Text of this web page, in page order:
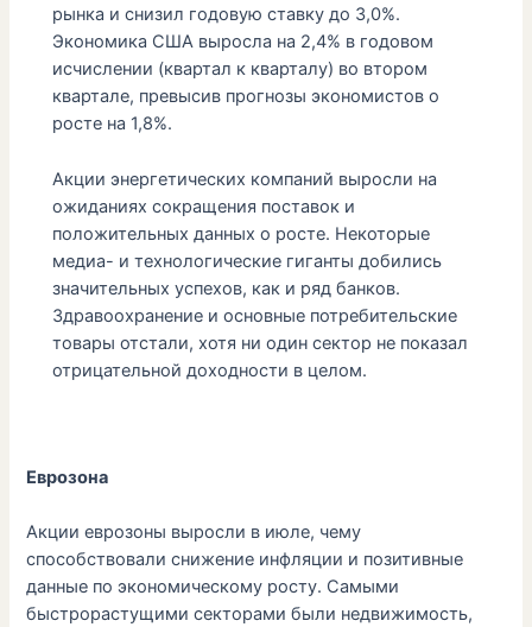
рынка и снизил годовую ставку до 3,0%.
Экономика США выросла на 2,4% в годовом
исчислении (квартал к кварталу) во втором
квартале, превысив прогнозы экономистов о
росте на 1,8%.
Акции энергетических компаний выросли на
ожиданиях сокращения поставок и
положительных данных о росте. Некоторые
медиа- и технологические гиганты добились
значительных успехов, как и ряд банков.
Здравоохранение и основные потребительские
товары отстали, хотя ни один сектор не показал
отрицательной доходности в целом.
Еврозона
Акции еврозоны выросли в июле, чему
способствовали снижение инфляции и позитивные
данные по экономическому росту. Самыми
быстрорастущими секторами были недвижимость,